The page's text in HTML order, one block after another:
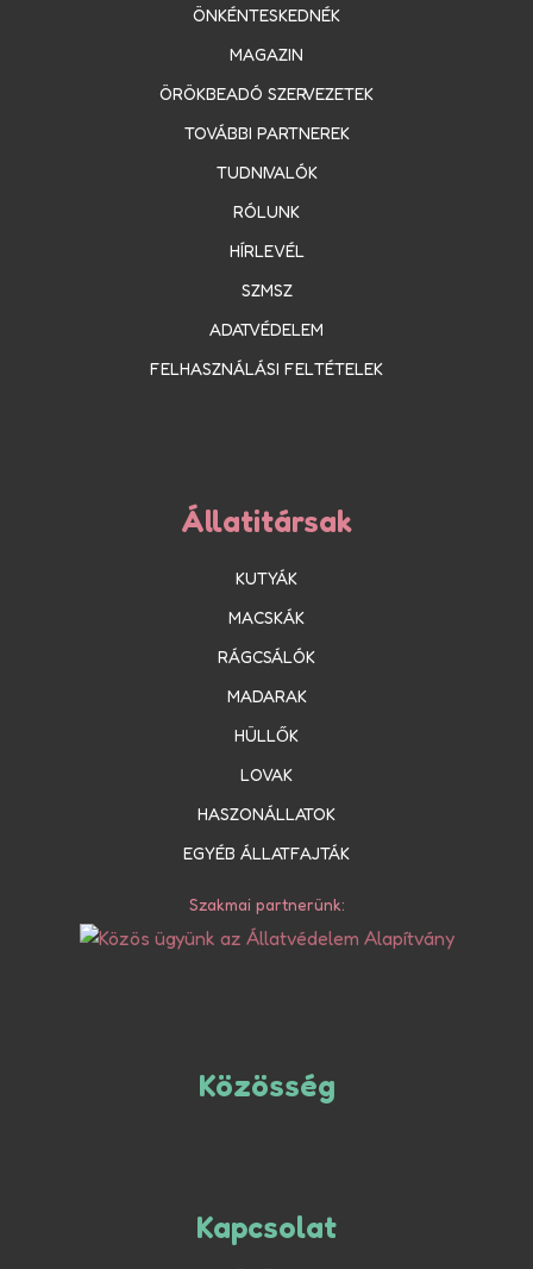
ÖNKÉNTESKEDNÉK
MAGAZIN
ÖRÖKBEADÓ SZERVEZETEK
TOVÁBBI PARTNEREK
TUDNIVALÓK
RÓLUNK
HÍRLEVÉL
SZMSZ
ADATVÉDELEM
FELHASZNÁLÁSI FELTÉTELEK
Állatitársak
KUTYÁK
MACSKÁK
RÁGCSÁLÓK
MADARAK
HÜLLŐK
LOVAK
HASZONÁLLATOK
EGYÉB ÁLLATFAJTÁK
Szakmai partnerünk:
Közösség
Kapcsolat